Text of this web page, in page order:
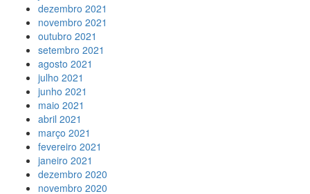
dezembro 2021
novembro 2021
outubro 2021
setembro 2021
agosto 2021
julho 2021
junho 2021
maio 2021
abril 2021
março 2021
fevereiro 2021
janeiro 2021
dezembro 2020
novembro 2020